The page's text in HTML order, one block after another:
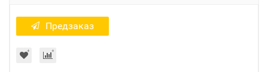
Предзаказ